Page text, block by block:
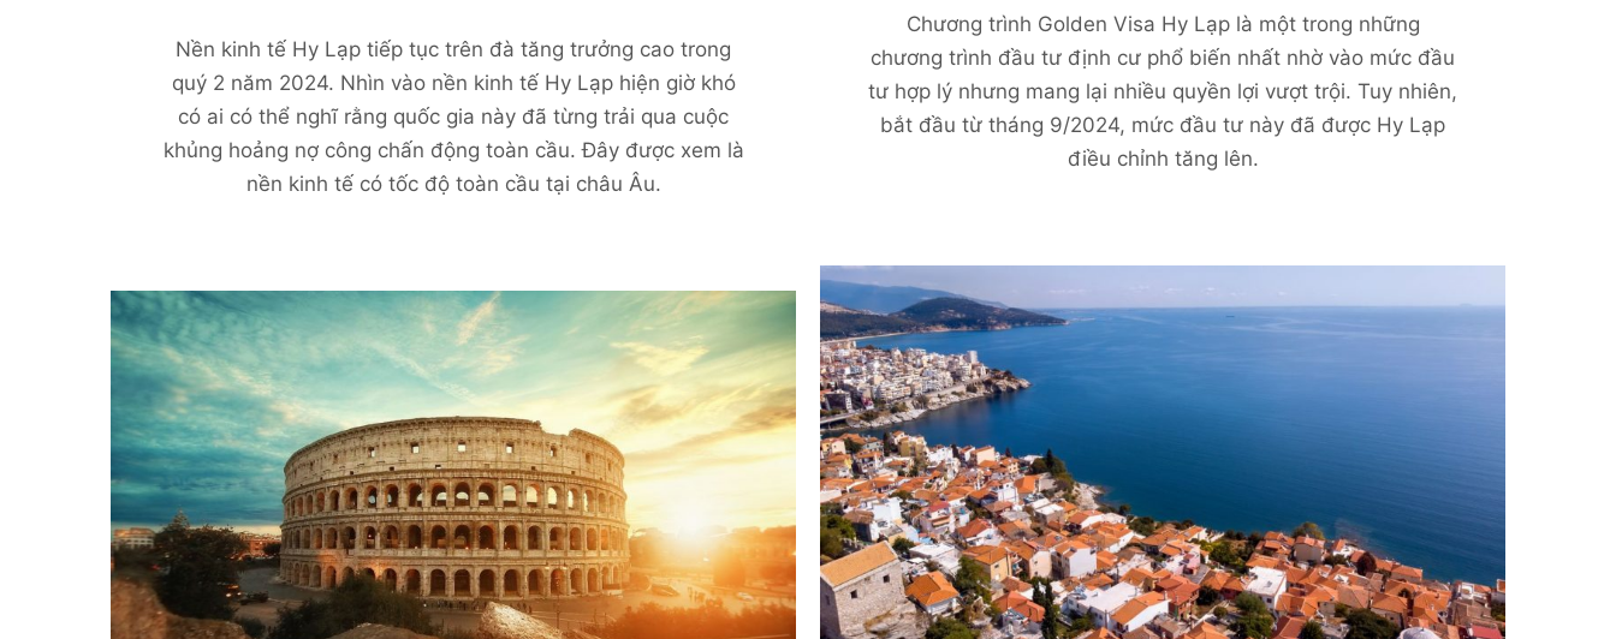
Chương trình Golden Visa Hy Lạp là một trong những
chương trình đầu tư định cư phổ biến nhất nhờ vào mức đầu
tư hợp lý nhưng mang lại nhiều quyền lợi vượt trội. Tuy nhiên,
bắt đầu từ tháng 9/2024, mức đầu tư này đã được Hy Lạp
điều chỉnh tăng lên.
Nền kinh tế Hy Lạp tiếp tục trên đà tăng trưởng cao trong
quý 2 năm 2024. Nhìn vào nền kinh tế Hy Lạp hiện giờ khó
có ai có thể nghĩ rằng quốc gia này đã từng trải qua cuộc
khủng hoảng nợ công chấn động toàn cầu. Đây được xem là
nền kinh tế có tốc độ toàn cầu tại châu Âu.